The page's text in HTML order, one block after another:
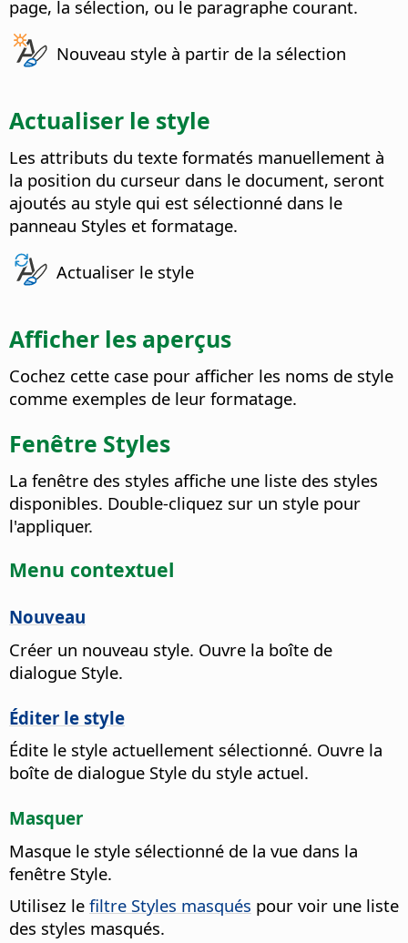
page, la sélection, ou le paragraphe courant.
Nouveau style à partir de la sélection
Actualiser le style
Les attributs du texte formatés manuellement à
la position du curseur dans le document, seront
ajoutés au style qui est sélectionné dans le
panneau Styles et formatage.
Actualiser le style
Afficher les aperçus
Cochez cette case pour afficher les noms de style
comme exemples de leur formatage.
Fenêtre Styles
La fenêtre des styles affiche une liste des styles
disponibles. Double-cliquez sur un style pour
l'appliquer.
Menu contextuel
Nouveau
Créer un nouveau style. Ouvre la boîte de
dialogue Style.
Éditer le style
Édite le style actuellement sélectionné. Ouvre la
boîte de dialogue Style du style actuel.
Masquer
Masque le style sélectionné de la vue dans la
fenêtre Style.
Utilisez le filtre Styles masqués pour voir une liste
des styles masqués.